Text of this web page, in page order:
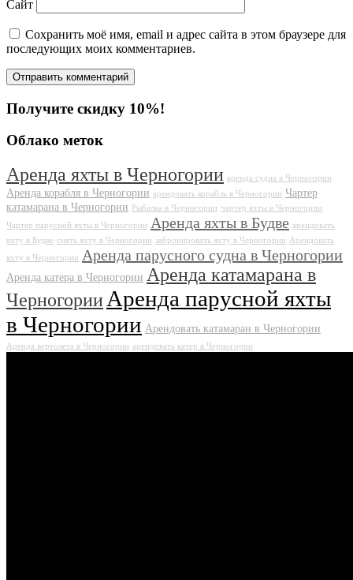
Сайт
Сохранить моё имя, email и адрес сайта в этом браузере для
последующих моих комментариев.
Получите скидку 10%!
Облако меток
Аренда яхты в Черногории аренда судна в Черногории
Аренда корабля в Черногории арендовать корабль в Черногории Чартер
катамарана в Черногории
Рыбалка в Черногории чартер яхты в Черногории
Чартер парусной яхты в Черногории
Аренда яхты в Будве арендовать
яхту в Будве снять яхту в Черногории забронировать яхту в Черногории Арендовать
яхту в Черногории
Аренда парусного судна в Черногории
Аренда катера в Черногории Аренда катамарана в
Черногории Аренда парусной яхты
в Черногории Арендовать катамаран в Черногории
Аренда вертолета в Черногории арендовать катер в Черногории